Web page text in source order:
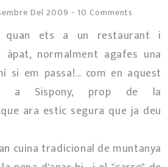
Del 2009 - 10 Comments
quan ets a un restaurant i
àpat, normalment agafes una
si em passa!... com en aquest
a Sispony, prop de la
ara estic segura que ja deu
cuina tradicional de muntanya